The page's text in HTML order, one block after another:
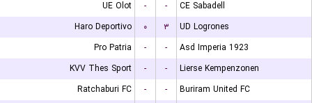
UE Olot
- -
CE Sabadell
Haro Deportivo
۰ ۳
UD Logrones
Pro Patria
- -
Asd Imperia 1923
KVV Thes Sport
- -
Lierse Kempenzonen
Ratchaburi FC
- -
Buriram United FC